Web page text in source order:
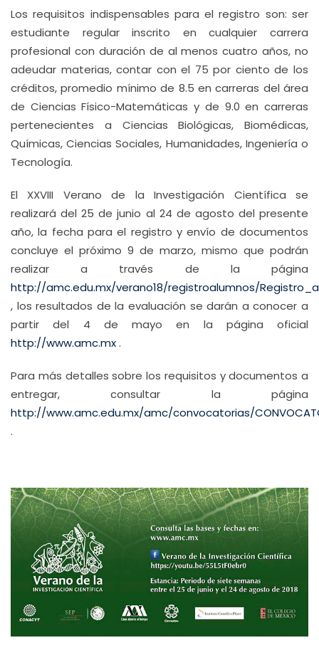
Los requisitos indispensables para el registro son: ser
estudiante regular inscrito en cualquier carrera
profesional con duración de al menos cuatro años, no
adeudar materias, contar con el 75 por ciento de los
créditos, promedio mínimo de 8.5 en carreras del área
de Ciencias Físico-Matemáticas y de 9.0 en carreras
pertenecientes a Ciencias Biológicas, Biomédicas,
Químicas, Ciencias Sociales, Humanidades, Ingeniería o
Tecnología.
El XXVIII Verano de la Investigación Científica se
realizará del 25 de junio al 24 de agosto del presente
año, la fecha para el registro y envío de documentos
concluye el próximo 9 de marzo, mismo que podrán
realizar a través de la página
http://amc.edu.mx/verano18/registroalumnos/
, los resultados de la evaluación se darán a conocer a
partir del 4 de mayo en la página oficial
http://www.amc.mx.
Para más detalles sobre los requisitos y documentos a
entregar, consultar la página
http://www.amc.edu.mx/amc/convocatorias/
.